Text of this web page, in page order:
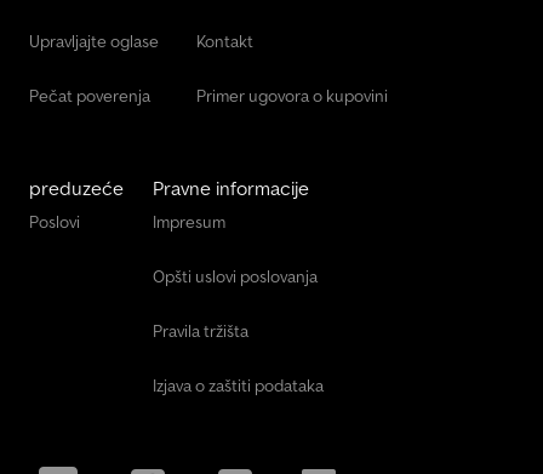
Upravljajte oglase
Pečat poverenja
Kontakt
Primer ugovora o kupovini
preduzeće
Poslovi
Pravne informacije
Impresum
Opšti uslovi poslovanja
Pravila tržišta
Izjava o zaštiti podataka